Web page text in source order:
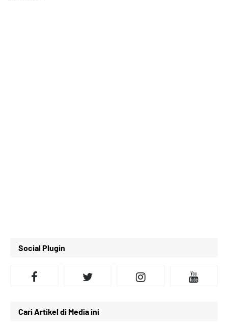
Social Plugin
Cari Artikel di Media ini